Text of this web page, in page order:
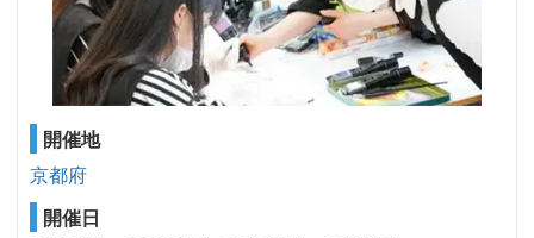
開催地
京都府
開催日